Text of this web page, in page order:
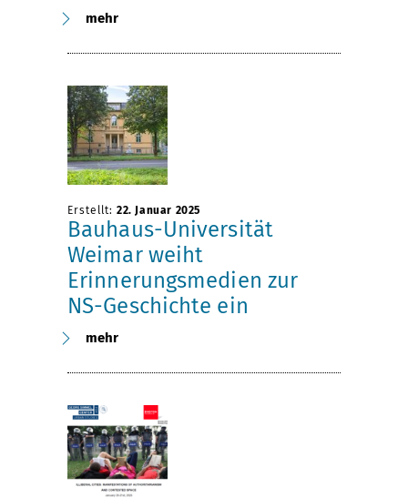
mehr
Erstellt: 22. Januar 2025
Bauhaus-Universität
Weimar weiht
Erinnerungsmedien zur
NS-Geschichte ein
mehr